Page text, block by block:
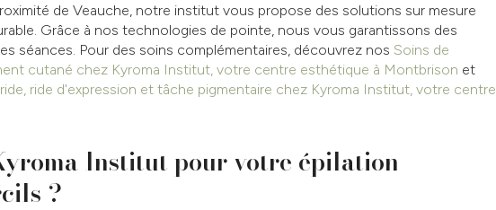
de Veauche, notre institut vous propose des solutions sur mesure
Grâce à nos technologies de pointe, nous vous garantissons des
séances. Pour des soins complémentaires, découvrez nos Soins de
cutané chez Kyroma Institut, votre centre esthétique à Montbrison et
ride d'expression et tâche pigmentaire chez Kyroma Institut, votre centre
Institut pour votre épilation
?